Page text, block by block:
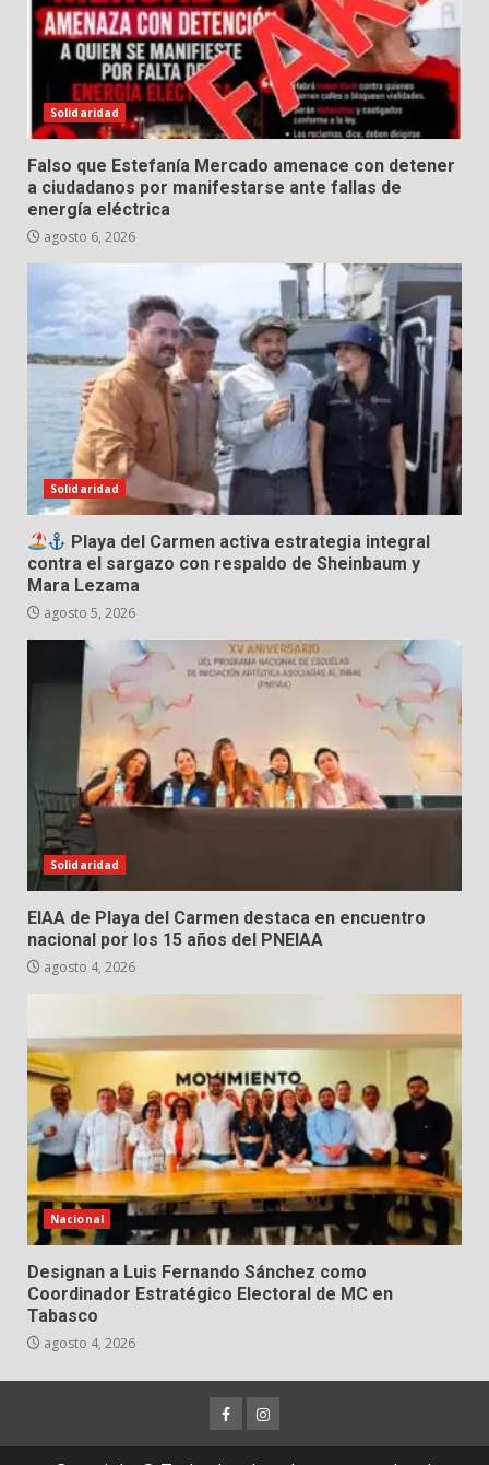
Solidaridad
Falso que Estefanía Mercado amenace con detener
a ciudadanos por manifestarse ante fallas de
energía eléctrica
agosto 6, 2026
Solidaridad
Playa del Carmen activa estrategia integral
contra el sargazo con respaldo de Sheinbaum y
Mara Lezama
agosto 5, 2026
Solidaridad
EIAA de Playa del Carmen destaca en encuentro
nacional por los 15 años del PNEIAA
agosto 4, 2026
Nacional
Designan a Luis Fernando Sánchez como
Coordinador Estratégico Electoral de MC en
Tabasco
agosto 4, 2026
FacebookInstagram